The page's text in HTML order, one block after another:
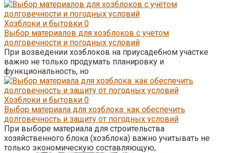
Хозблоки и бытовки 0
Выбор материалов для хозблоков с учётом
долговечности и погодных условий
При возведении хозблоков на приусадебном участке
важно не только продумать планировку и
функциональность, но
Хозблоки и бытовки 0
Выбор материала для хозблока: как обеспечить
долговечность и защиту от погодных условий
При выборе материала для строительства
хозяйственного блока (хозблока) важно учитывать не
только экономическую составляющую,